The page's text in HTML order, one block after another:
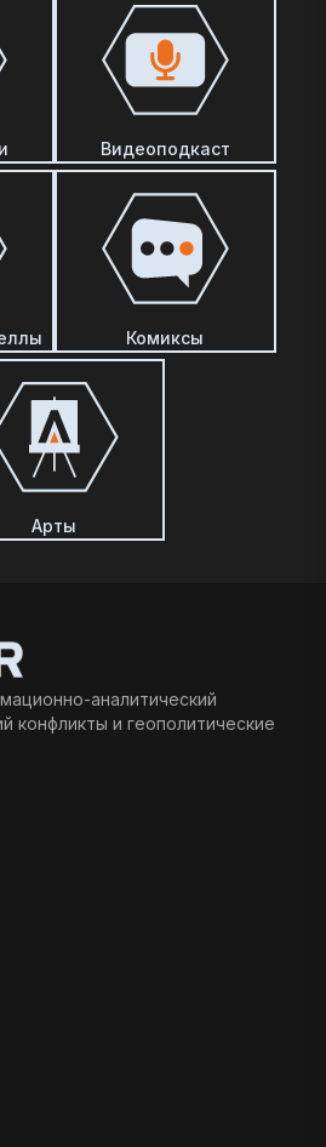
Видеоподкаст
Комиксы
Арты
аналитический
конфликты и геополитические